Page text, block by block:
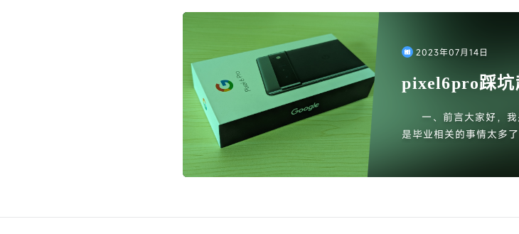
以为需要root才可以，都准备换回原来的手机了，后面找到了免
（果然方法总是比困难多）。
2023年07月14日
pixel6pro踩坑
一、前言大家好，
是毕业相关的事情太多